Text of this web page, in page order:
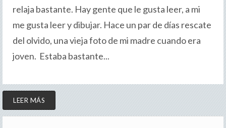
relaja bastante. Hay gente que le gusta leer, a mi
me gusta leer y dibujar. Hace un par de días rescate
del olvido, una vieja foto de mi madre cuando era
joven. Estaba bastante...
LEER MÁS